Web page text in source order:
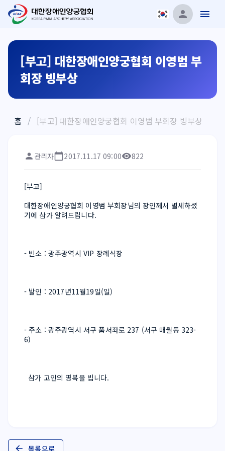
[부고] 대한장애인양궁협회 이영범 부
회장 빙부상
홈 / [부고] 대한장애인양궁협회 이영범 부회장 빙부상
관리자 2017.11.17 09:00 822
[부고]
대한장애인양궁협회 이영범 부회장님의 장인께서 별세하셨
기에 삼가 알려드립니다.
- 빈소 : 광주광역시 VIP 장례식장
- 발인 : 2017년11월19일(일)
- 주소 : 광주광역시 서구 품서좌로 237 (서구 매월동 323-
6)
삼가 고인의 명복을 빕니다.
목록으로